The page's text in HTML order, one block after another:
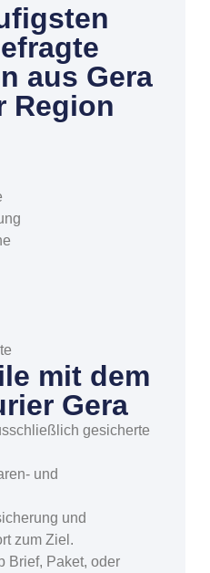
aus Gera
Region
mit dem
Gera
gesicherte
und
und
zum Ziel.
Brief, Paket, oder